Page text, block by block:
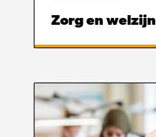
Zorg en welzijn